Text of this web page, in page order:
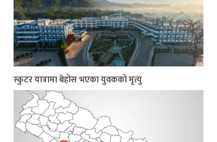
स्कुटर यात्रामा बेहोस भएका युवकको मृत्यु